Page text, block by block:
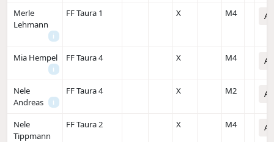
Merle
Lehmann
i
FF Taura 1 X M4
Mia Hempel
i
FF Taura 4 X M4
Nele
Andreas
i
FF Taura 4 X M2
Nele
Tippmann
FF Taura 2 X M4